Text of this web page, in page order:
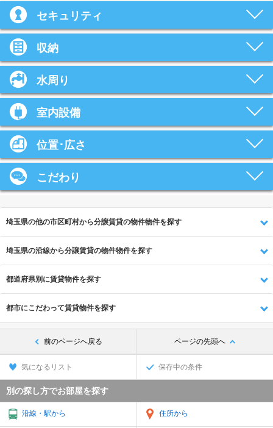
セキュリティ
収納
水周り
室内設備
位置･広さ
こだわり
埼玉県の他の市区町村から分譲賃貸の物件物件を探す
埼玉県の沿線から分譲賃貸の物件物件を探す
都道府県別に賃貸物件を探す
都市にこだわって賃貸物件を探す
前のページへ戻る ページの先頭へ
気になるリスト 保存中の条件
別の探し方でお部屋を探す
沿線・駅から 住所から